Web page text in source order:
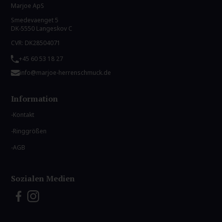
Marjoe ApS
Smedevaenget 5
DK-5550 Langeskov C
CVR: DK28504071
+45 60 53 18 27
info@marjoe-herrenschmuck.de
Information
Kontakt
Ringgrößen
AGB
Sozialen Medien